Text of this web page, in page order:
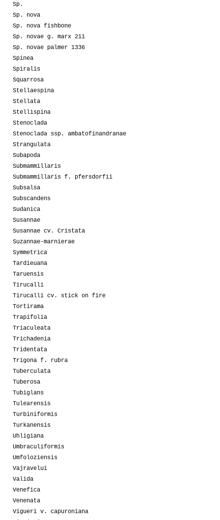
Sp.
Sp. nova
Sp. nova fishbone
Sp. novae g. marx 211
Sp. novae palmer 1336
Spinea
Spiralis
Squarrosa
Stellaespina
Stellata
Stellispina
Stenoclada
Stenoclada ssp. ambatofinandranae
Strangulata
Subapoda
Submammillaris
Submammillaris f. pfersdorfii
Subsalsa
Subscandens
Sudanica
Susannae
Susannae cv. Cristata
Suzannae-marnierae
Symmetrica
Tardieuana
Taruensis
Tirucalli
Tirucalli cv. stick on fire
Tortirama
Trapifolia
Triaculeata
Trichadenia
Tridentata
Trigona f. rubra
Tuberculata
Tuberosa
Tubiglans
Tulearensis
Turbiniformis
Turkanensis
Uhligiana
Umbraculiformis
Umfoloziensis
Vajravelui
Valida
Venefica
Venenata
Vigueri v. capuroniana